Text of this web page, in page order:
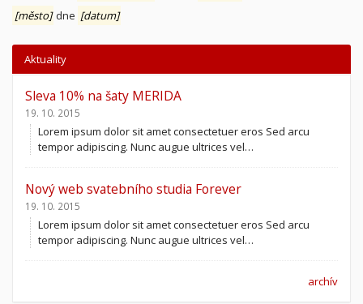
[město] dne [datum]
Aktuality
Sleva 10% na šaty MERIDA
19. 10. 2015
Lorem ipsum dolor sit amet consectetuer eros Sed arcu
tempor adipiscing. Nunc augue ultrices vel…
Nový web svatebního studia Forever
19. 10. 2015
Lorem ipsum dolor sit amet consectetuer eros Sed arcu
tempor adipiscing. Nunc augue ultrices vel…
archív